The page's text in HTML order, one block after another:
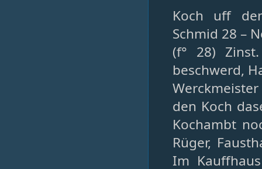
Koch uff
Schmid 28 –
(f° 28)
beschwerd,
den Koch
Kochambt
Rüger,
Im